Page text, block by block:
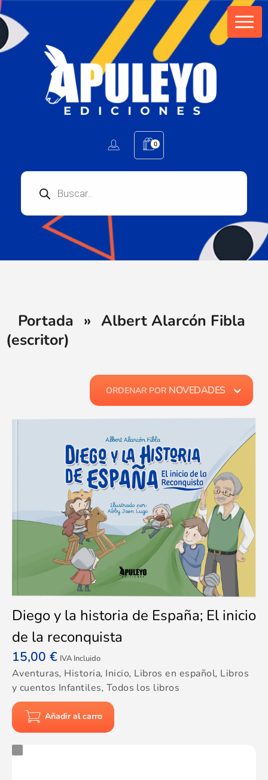
0
Portada » Albert Alarcón Fibla
(escritor)
ORDENAR POR NOVEDADES
Diego y la historia de España; El inicio
de la reconquista
15,00 € IVA Incluido
Aventuras, Historia, Inicio, Libros en español, Libros
y cuentos Infantiles, Todos los libros
Añadir al carro